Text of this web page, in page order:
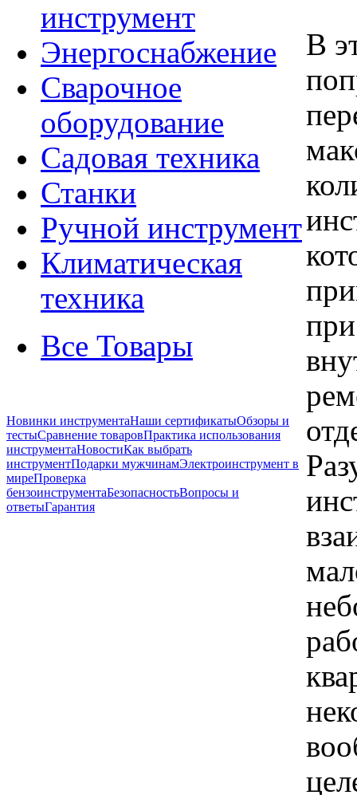
инструмент
Энергоснабжение
Сварочное
оборудование
Садовая техника
Станки
Ручной инструмент
Климатическая
техника
Все Товары
Новинки инструментаНаши сертификатыОбзоры и
тестыСравнение товаровПрактика использования
инструментаНовостиКак выбрать
инструментПодарки мужчинамЭлектроинструмент в
миреПроверка
бензоинструментаБезопасностьВопросы и
ответыГарантия
В